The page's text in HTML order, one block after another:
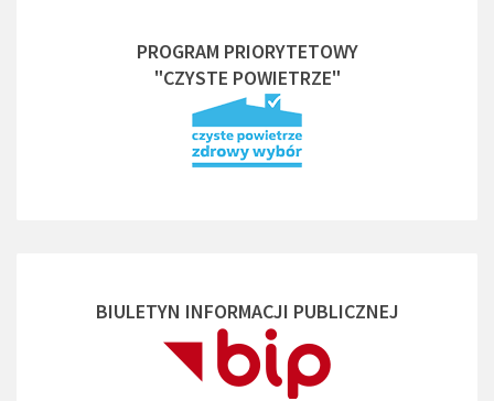
PROGRAM PRIORYTETOWY
"CZYSTE POWIETRZE"
BIULETYN INFORMACJI PUBLICZNEJ